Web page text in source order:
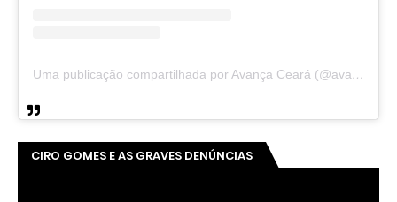
Uma publicação compartilhada por Avança Ceará (@avancaceara)
CIRO GOMES E AS GRAVES DENÚNCIAS